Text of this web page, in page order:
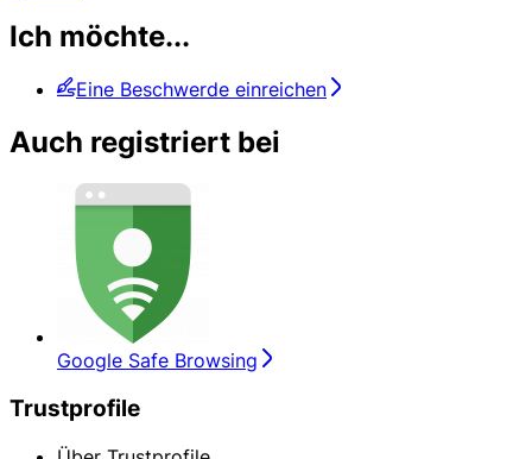
Ich möchte...
Eine Beschwerde einreichen
Auch registriert bei
Google Safe Browsing
Trustprofile